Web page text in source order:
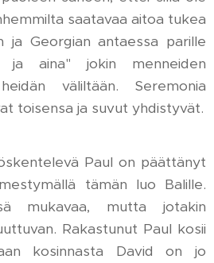
saatavaa aitoa tukea
ja Georgian antaessa parille
ja aina" jokin menneiden
väliltään. Seremonia
toisensa ja suvut yhdistyvät.
Paul on päättänyt
tämän luo Balille.
mukavaa, mutta jotakin
Rakastunut Paul kosii
kosinnasta David on jo